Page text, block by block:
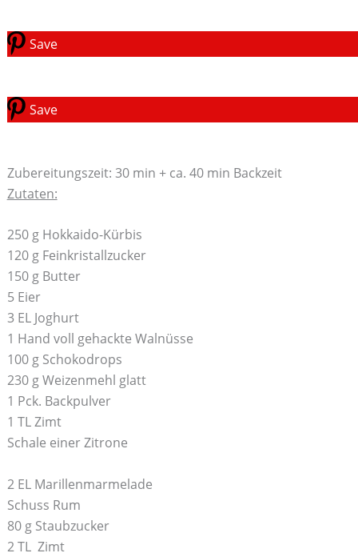
Save
Save
Zubereitungszeit: 30 min + ca. 40 min Backzeit
Zutaten:
250 g Hokkaido-Kürbis
120 g Feinkristallzucker
150 g Butter
5 Eier
3 EL Joghurt
1 Hand voll gehackte Walnüsse
100 g Schokodrops
230 g Weizenmehl glatt
1 Pck. Backpulver
1 TL Zimt
Schale einer Zitrone
2 EL Marillenmarmelade
Schuss Rum
80 g Staubzucker
2 TL Zimt